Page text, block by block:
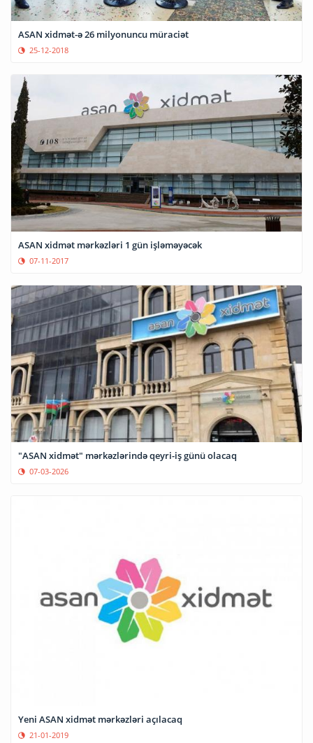
ASAN xidmət-ə 26 milyonuncu müraciət
25-12-2018
ASAN xidmət mərkəzləri 1 gün işləməyəcək
07-11-2017
"ASAN xidmət" mərkəzlərində qeyri-iş günü olacaq
07-03-2026
Yeni ASAN xidmət mərkəzləri açılacaq
21-01-2019